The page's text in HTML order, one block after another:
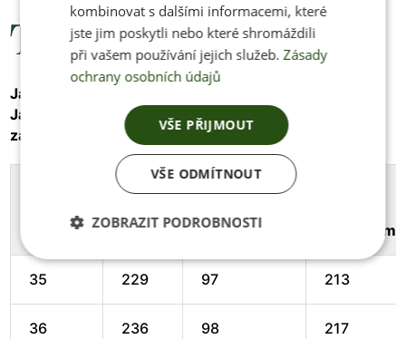
Tabulka velikostí
Jak správně změřit nohu:
Jak správně změřit nohu pro výrobu velikosti na
zakázku:
Délka
[mm]
Šířka
kloubů
35 229 97 213
36 236 98 217
kombinovat s dalšími informacemi, které
jste jim poskytli nebo které shromáždili
při vašem používání jejich služeb. Zásady
ochrany osobních údajů
VŠE PŘIJMOUT
VŠE ODMÍTNOUT
ZOBRAZIT PODROBNOSTI